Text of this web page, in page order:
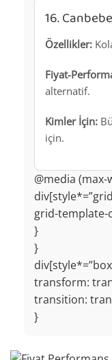
16. Canbebe
Özellikler:
Fiyat-
alternatif.
Kimler İçin:
için.
@media
grid-template-
}
}
transform:
transition:
}